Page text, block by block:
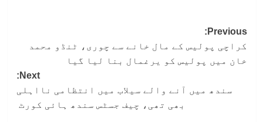
Post
navigation
Previous:
کراچی پولیس کے مال خانے سے چوری، ٹنڈو محمد
خان میں پولیس کو یرغمال بنا لیا گیا
Next:
سندھ میں آنے والے سیلاب میں انتظامی نااہلی
بھی تھی، چیف جسٹس سندھ ہائی کورٹ